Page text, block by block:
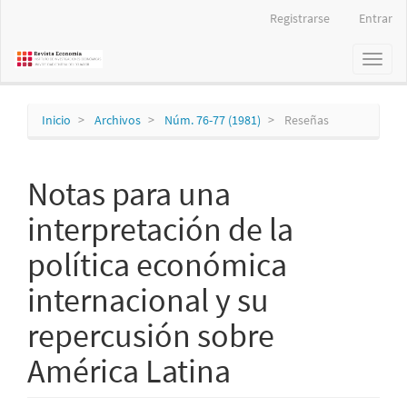
principal
Registrarse Entrar
Toggle
Inicio Archivos Núm. 76-77 (1981) Reseñas
Notas para una
interpretación de la
política económica
internacional y su
repercusión sobre
América Latina